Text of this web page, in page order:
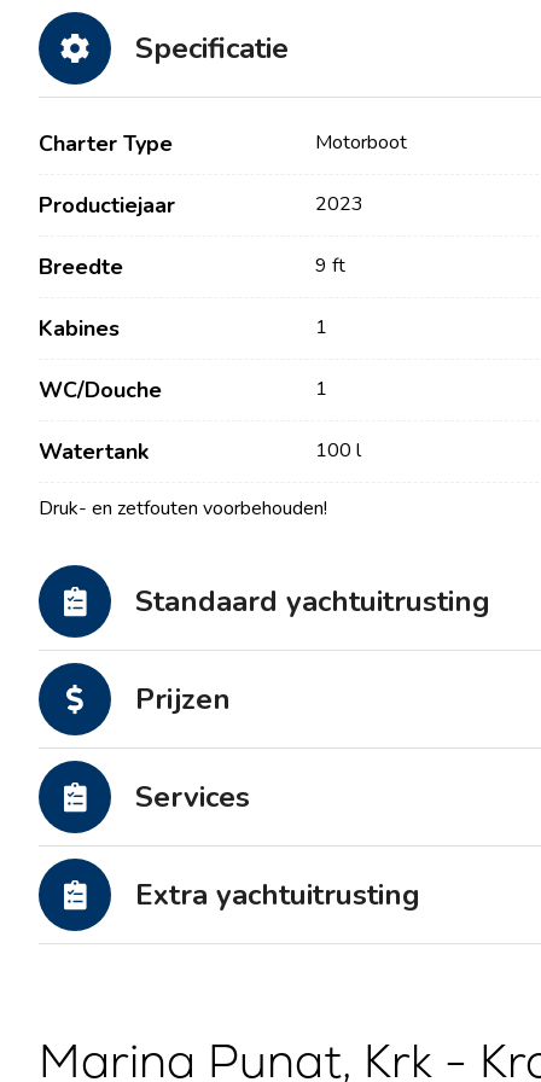
Specificatie
Charter Type Motorboot
Productiejaar 2023
Breedte 9 ft
Kabines 1
WC/Douche 1
Watertank 100 l
Druk- en zetfouten voorbehouden!
Standaard yachtuitrusting
Prijzen
Services
Extra yachtuitrusting
Marina Punat, Krk -
Contact
Nieuws / Blog
Partners
Veelgestelde Vragen
Onze Vloot
Zeilboten
Motorcatamarans